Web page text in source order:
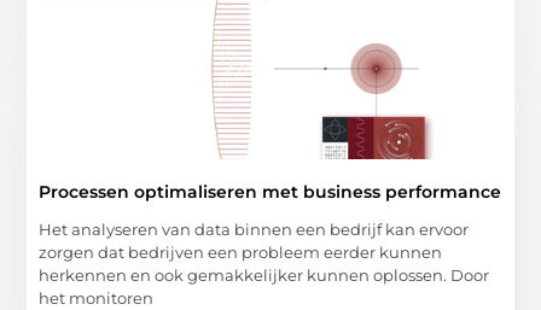
Processen optimaliseren met business performance
Het analyseren van data binnen een bedrijf kan ervoor
zorgen dat bedrijven een probleem eerder kunnen
herkennen en ook gemakkelijker kunnen oplossen. Door
het monitoren